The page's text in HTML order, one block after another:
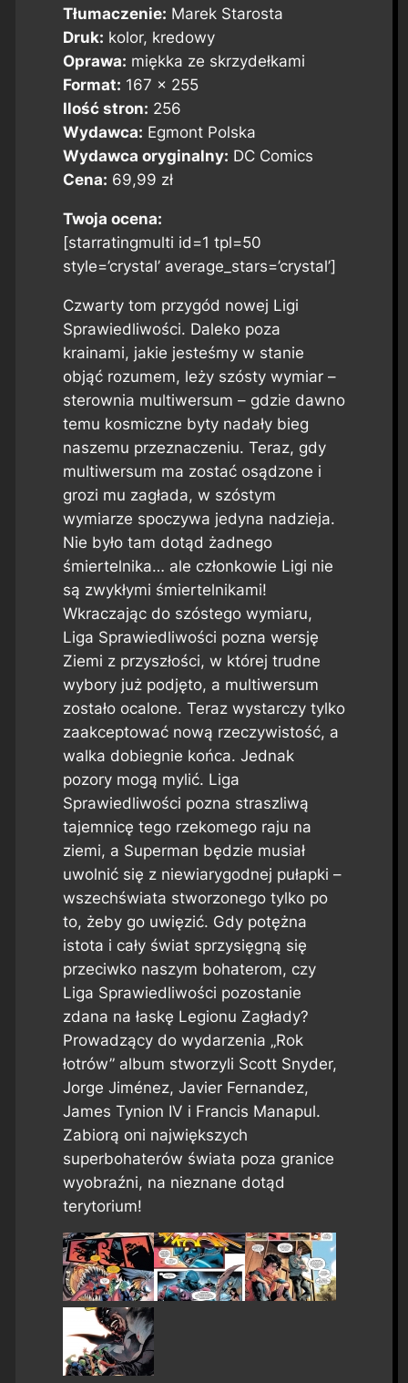
Tłumaczenie: Marek Starosta
Druk: kolor, kredowy
Oprawa: miękka ze skrzydełkami
Format: 167 x 255
Ilość stron: 256
Wydawca: Egmont Polska
Wydawca oryginalny: DC Comics
Cena: 69,99 zł
Twoja ocena:
[starratingmulti id=1 tpl=50
style=’crystal’ average_stars=’crystal’]
Czwarty tom przygód nowej Ligi
Sprawiedliwości. Daleko poza
krainami, jakie jesteśmy w stanie
objąć rozumem, leży szósty wymiar –
sterownia multiwersum – gdzie dawno
temu kosmiczne byty nadały bieg
naszemu przeznaczeniu. Teraz, gdy
multiwersum ma zostać osądzone i
grozi mu zagłada, w szóstym
wymiarze spoczywa jedyna nadzieja.
Nie było tam dotąd żadnego
śmiertelnika… ale członkowie Ligi nie
są zwykłymi śmiertelnikami!
Wkraczając do szóstego wymiaru,
Liga Sprawiedliwości pozna wersję
Ziemi z przyszłości, w której trudne
wybory już podjęto, a multiwersum
zostało ocalone. Teraz wystarczy tylko
zaakceptować nową rzeczywistość, a
walka dobiegnie końca. Jednak
pozory mogą mylić. Liga
Sprawiedliwości pozna straszliwą
tajemnicę tego rzekomego raju na
ziemi, a Superman będzie musiał
uwolnić się z niewiarygodnej pułapki –
wszechświata stworzonego tylko po
to, żeby go uwięzić. Gdy potężna
istota i cały świat sprzysięgną się
przeciwko naszym bohaterom, czy
Liga Sprawiedliwości pozostanie
zdana na łaskę Legionu Zagłady?
Prowadzący do wydarzenia „Rok
łotrów” album stworzyli Scott Snyder,
Jorge Jiménez, Javier Fernandez,
James Tynion IV i Francis Manapul.
Zabiorą oni największych
superbohaterów świata poza granice
wyobraźni, na nieznane dotąd
terytorium!